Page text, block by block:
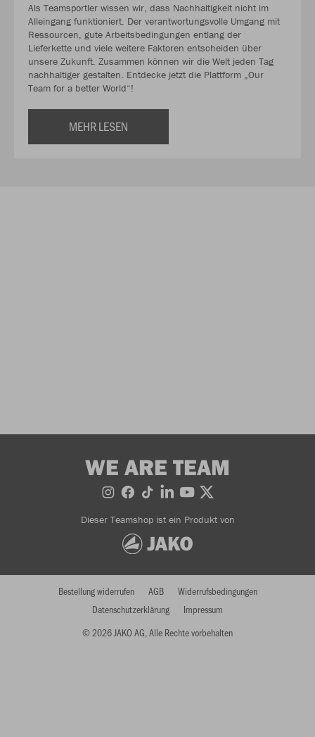
Als Teamsportler wissen wir, dass Nachhaltigkeit nicht im
Alleingang funktioniert. Der verantwortungsvolle Umgang mit
Ressourcen, gute Arbeitsbedingungen entlang der
Lieferkette und viele weitere Faktoren entscheiden über
unsere Zukunft. Zusammen können wir die Welt jeden Tag
nachhaltiger gestalten. Entdecke jetzt die Plattform „Our
Team for a better World“!
MEHR LESEN
WE ARE TEAM
Dieser Teamshop ist ein Produkt von
© 2026 JAKO AG, Alle Rechte vorbehalten
Bestellung widerrufen AGB
Widerrufsbedingungen
Datenschutzerklärung
Impressum